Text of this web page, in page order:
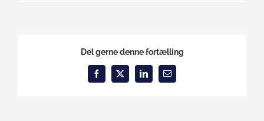
Del gerne denne fortælling
Facebook
X LinkedInEmail